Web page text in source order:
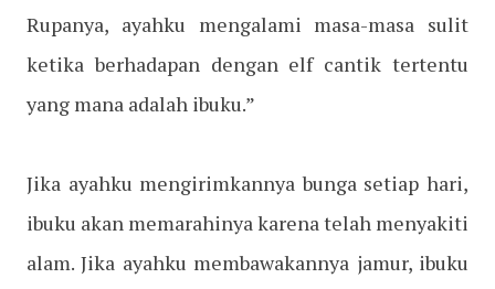
Rupanya, ayahku mengalami masa-masa sulit
ketika berhadapan dengan elf cantik tertentu
yang mana adalah ibuku.”
Jika ayahku mengirimkannya bunga setiap hari,
ibuku akan memarahinya karena telah menyakiti
alam. Jika ayahku membawakannya jamur, ibuku